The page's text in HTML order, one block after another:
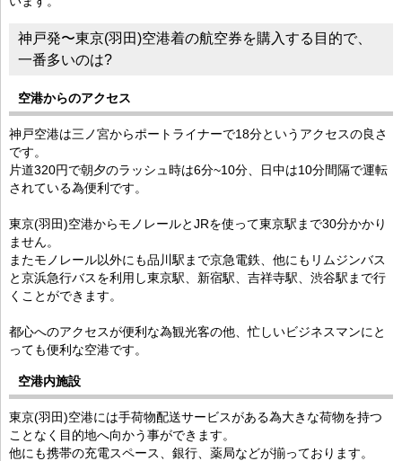
神戸発〜東京(羽田)空港着の航空券を購入する目的で、
一番多いのは?
空港からのアクセス
神戸空港は三ノ宮からポートライナーで18分というアクセスの良さ
です。
片道320円で朝夕のラッシュ時は6分~10分、日中は10分間隔で運転
されている為便利です。
東京(羽田)空港からモノレールとJRを使って東京駅まで30分かかり
ません。
またモノレール以外にも品川駅まで京急電鉄、他にもリムジンバス
と京浜急行バスを利用し東京駅、新宿駅、吉祥寺駅、渋谷駅まで行
くことができます。
都心へのアクセスが便利な為観光客の他、忙しいビジネスマンにと
っても便利な空港です。
空港内施設
東京(羽田)空港には手荷物配送サービスがある為大きな荷物を持つ
ことなく目的地へ向かう事ができます。
他にも携帯の充電スペース、銀行、薬局などが揃っております。